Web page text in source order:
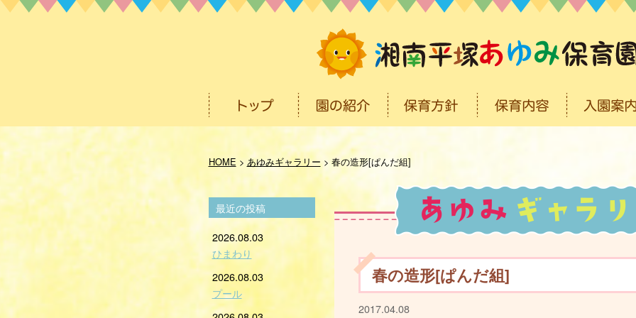
HOME > あゆみギャラリー> 春の造形[ぱんだ組]
春の造形[ぱんだ組]
2017.04.08
最近の投稿
2026.08.03
ひまわり
2026.08.03
プール